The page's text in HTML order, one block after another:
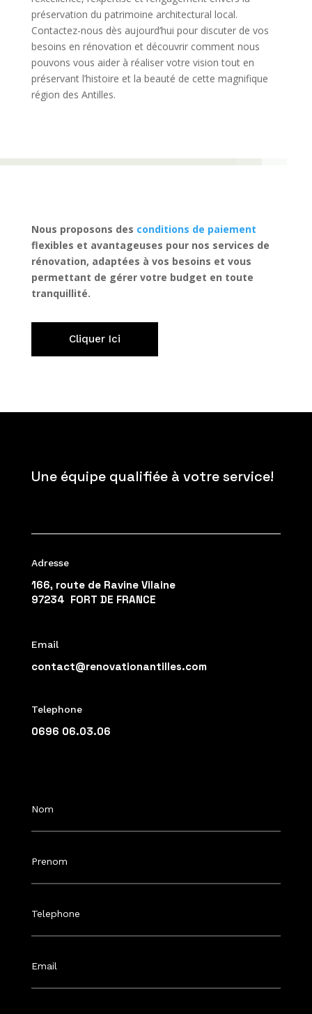
préservation du patrimoine architectural local.
Contactez-nous dès aujourd’hui pour discuter de vos
besoins en rénovation et découvrir comment nous
pouvons vous aider à réaliser votre vision tout en
préservant l’histoire et la beauté de cette magnifique
région des Antilles.
Nous proposons des conditions de paiement
flexibles et avantageuses pour nos services de
rénovation, adaptées à vos besoins et vous
permettant de gérer votre budget en toute
tranquillité.
Cliquer Ici
Une équipe qualifiée à votre service!
Adresse
166, route de Ravine Vilaine
97234 FORT DE FRANCE
Email
contact@renovationantilles.com
Telephone
0696 06.03.06